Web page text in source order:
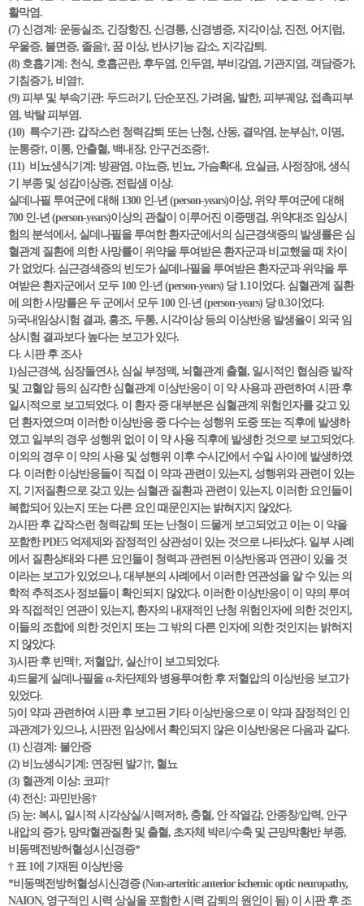
활막염.
(7) 신경계: 운동실조, 긴장항진, 신경통, 신경병증, 지각이상, 진전, 어지럼,
우울증, 불면증, 졸음†, 꿈 이상, 반사기능 감소, 지각감퇴.
(8) 호흡기계: 천식, 호흡곤란, 후두염, 인두염, 부비강염, 기관지염, 객담증가,
기침증가, 비염†.
(9) 피부 및 부속기관: 두드러기, 단순포진, 가려움, 발한, 피부궤양, 접촉피부
염, 박탈 피부염.
(10) 특수기관: 갑작스런 청력감퇴 또는 난청, 산동, 결막염, 눈부심†, 이명,
눈통증†, 이통, 안출혈, 백내장, 안구건조증†.
(11) 비뇨생식기계: 방광염, 야뇨증, 빈뇨, 가슴확대, 요실금, 사정장애, 생식
기 부종 및 성감이상증, 전립샘 이상.
실데나필 투여군에 대해 1300 인-년 (person-years)이상, 위약 투여군에 대해
700 인-년 (person-years)이상의 관찰이 이루어진 이중맹검, 위약대조 임상시
험의 분석에서, 실데나필을 투여한 환자군에서의 심근경색증의 발생률은 심
혈관계 질환에 의한 사망률이 위약을 투여받은 환자군과 비교했을 때 차이
가 없었다. 심근경색증의 빈도가 실데나필을 투여받은 환자군과 위약을 투
여받은 환자군에서 모두 100 인-년 (person-years) 당 1.1이었다. 심혈관계 질환
에 의한 사망률은 두 군에서 모두 100 인-년 (person-years) 당 0.3이었다.
5)국내임상시험 결과, 홍조, 두통, 시각이상 등의 이상반응 발생율이 외국 임
상시험 결과보다 높다는 보고가 있다.
다. 시판 후 조사
1)심근경색, 심장돌연사, 심실 부정맥, 뇌혈관계 출혈, 일시적인 협심증 발작
및 고혈압 등의 심각한 심혈관계 이상반응이 이 약 사용과 관련하여 시판 후
일시적으로 보고되었다. 이 환자 중 대부분은 심혈관계 위험인자를 갖고 있
던 환자였으며 이러한 이상반응 중 다수는 성행위 도중 또는 직후에 발생하
였고 일부의 경우 성행위 없이 이 약 사용 직후에 발생한 것으로 보고되었다.
이외의 경우 이 약의 사용 및 성행위 이후 수시간에서 수일 사이에 발생하였
다. 이러한 이상반응들이 직접 이 약과 관련이 있는지, 성행위와 관련이 있는
지, 기저질환으로 갖고 있는 심혈관 질환과 관련이 있는지, 이러한 요인들이
복합되어 있는지 또는 다른 요인 때문인지는 밝혀지지 않았다.
2)시판 후 갑작스런 청력감퇴 또는 난청이 드물게 보고되었고 이는 이 약을
포함한 PDE5 억제제와 잠정적인 상관성이 있는 것으로 나타났다. 일부 사례
에서 질환상태와 다른 요인들이 청력과 관련된 이상반응과 연관이 있을 것
이라는 보고가 있었으나, 대부분의 사례에서 이러한 연관성을 알 수 있는 의
학적 추적조사 정보들이 확인되지 않았다. 이러한 이상반응이 이 약의 투여
와 직접적인 연관이 있는지, 환자의 내재적인 난청 위험인자에 의한 것인지,
이들의 조합에 의한 것인지 또는 그 밖의 다른 인자에 의한 것인지는 밝혀지
지 않았다.
3)시판 후 빈맥†, 저혈압†, 실신†이 보고되었다.
4)드물게 실데나필을 α-차단제와 병용투여한 후 저혈압의 이상반응 보고가
있었다.
5)이 약과 관련하여 시판 후 보고된 기타 이상반응으로 이 약과 잠정적인 인
과관계가 있으나, 시판전 임상에서 확인되지 않은 이상반응은 다음과 같다.
(1) 신경계: 불안증
(2) 비뇨생식기계: 연장된 발기†, 혈뇨
(3) 혈관계 이상: 코피†
(4) 전신: 과민반응†
(5) 눈: 복시, 일시적 시각상실/시력저하, 충혈, 안 작열감, 안종창/압력, 안구
내압의 증가, 망막혈관질환 및 출혈, 초자체 박리/수축 및 근망막황반 부종,
비동맥전방허혈성시신경증*
† 표 1에 기재된 이상반응
*비동맥전방허혈성시신경증 (Non-arteritic anterior ischemic optic neuropathy,
NAION, 영구적인 시력 상실을 포함한 시력 감퇴의 원인이 됨) 이 시판 후 조